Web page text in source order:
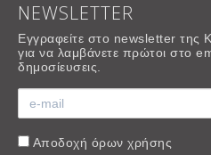
NEWSLETTER
Εγγραφείτε στο newsletter
για να λαμβάνετε πρώτοι στο
δημοσίευσεις.
Αποδοχή όρων χρήσης